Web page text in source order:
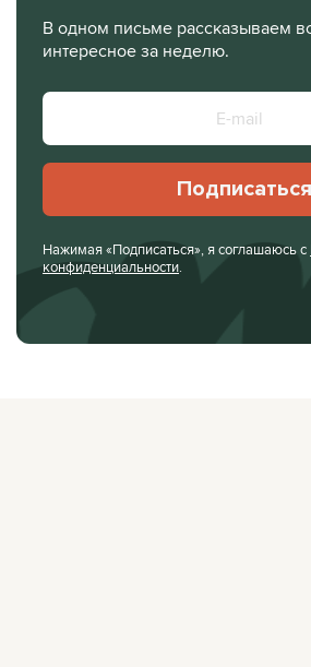
В одном письме рассказываем
интересное за неделю.
Подписаться
Нажимая «Подписаться», я соглашаюсь с
конфиденциальности.